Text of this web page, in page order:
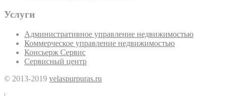
Услуги
Административное управление недвижимостью
Коммерческое управление недвижимостью
Консьерж Сервис
Сервисный центр
© 2013-2019 velaspurpuras.ru